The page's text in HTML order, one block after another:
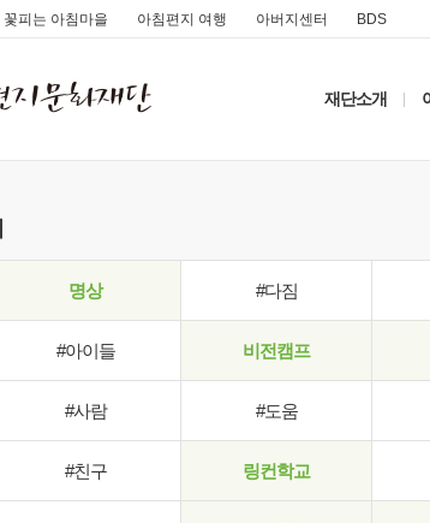
꽃피는 아침마을 아침편지 여행 아버지센터 BDS
재단소개
명상 #다짐
#아이들 비전캠프
#사람 #도움
#친구 링컨학교